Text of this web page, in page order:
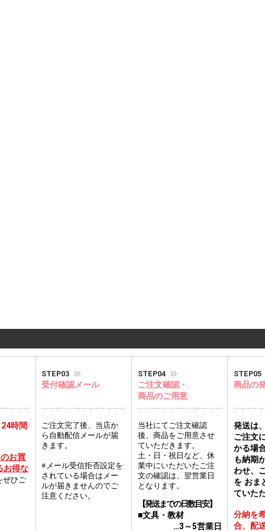
時間
お買
お得な
ぜひご
STEP03
受付確認メール
ご注文完了後、当店か
ら自動配信メールが届
きます。
※メール受信拒否設定を
されている場合はメー
ルが届きませんのでご
注意ください。
STEP04
ご注文確認・
商品のご用意
当社にてご注文確認
後、商品をご用意させ
ていただきます。
土・日・祝日など、休
業中にいただいたご注
文の確認は、翌営業日
となります。
【発送までの日数目安】
■文具・教材
…3～5営業日
STEP05
商品の
発送は
ご注文
かる場
も納期
わせ、
を おま
ていた
分納を
合、配